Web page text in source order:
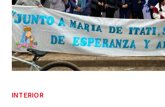
INTERIOR